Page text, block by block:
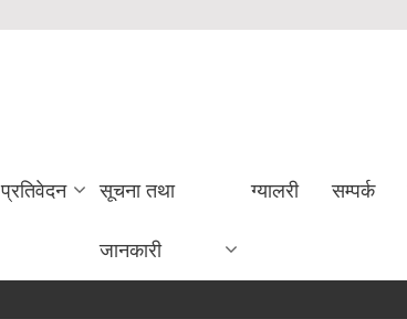
प्रतिवेदन सूचना तथा
जानकारी
ग्यालरी सम्पर्क